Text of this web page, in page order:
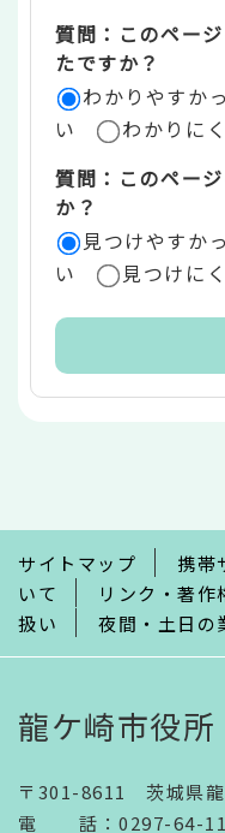
リ
ア
質問：このペー
たですか？
わかりやすか
い
わかりに
質問：このペー
か？
見つけやすか
い
見つけに
で
サイトマップ 携帯
いて
リンク・著作
扱い
夜間・土日の
龍ケ崎市役所
〒301-8611 茨城県
電話 ： 0297-64-